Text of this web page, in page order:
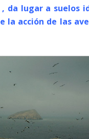
da lugar a suelos
acción de las